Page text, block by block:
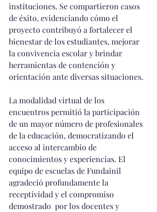
instituciones. Se compartieron casos
de éxito, evidenciando cómo el
proyecto contribuyó a fortalecer el
bienestar de los estudiantes, mejorar
la convivencia escolar y brindar
herramientas de contención y
orientación ante diversas situaciones.
La modalidad virtual de los
encuentros permitió la participación
de un mayor número de profesionales
de la educación, democratizando el
acceso al intercambio de
conocimientos y experiencias. El
equipo de escuelas de Fundainil
agradeció profundamente la
receptividad y el compromiso
demostrado  por los docentes y